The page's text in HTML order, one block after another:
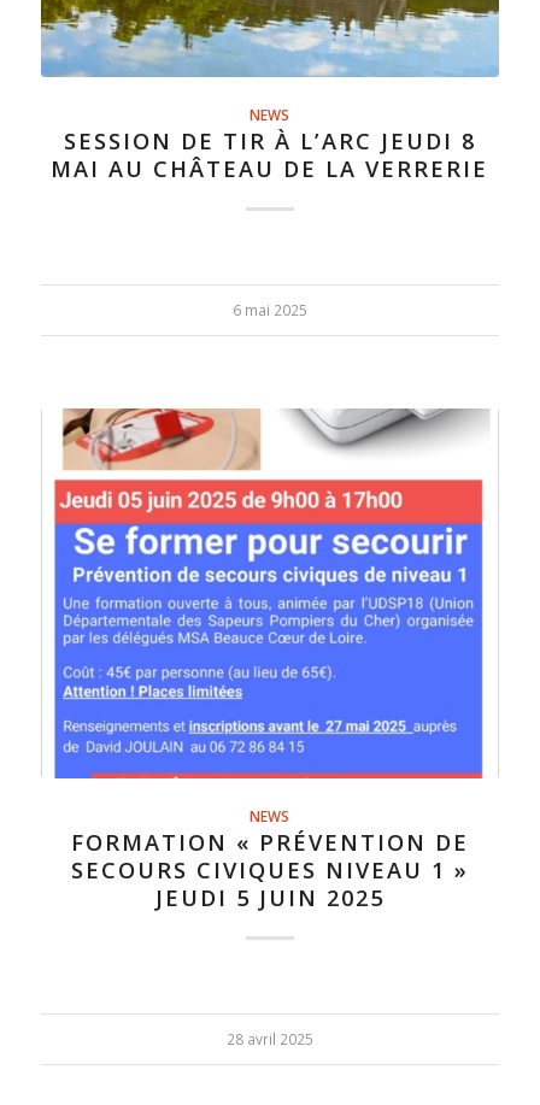
NEWS
SESSION DE TIR À L’ARC JEUDI 8
MAI AU CHÂTEAU DE LA VERRERIE
6 mai 2025
NEWS
FORMATION « PRÉVENTION DE
SECOURS CIVIQUES NIVEAU 1 »
JEUDI 5 JUIN 2025
28 avril 2025